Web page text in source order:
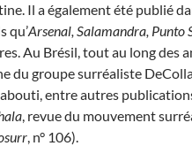
Il a également été publié
qu’Arsenal, Salamandra, Punto
Au Brésil, tout au long des
du groupe surréaliste
entre autres
, revue du mouvement
, n° 106).